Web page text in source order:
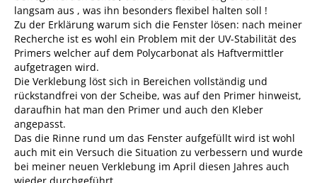
langsam aus , was ihn besonders flexibel halten soll !
Zu der Erklärung warum sich die Fenster lösen: nach meiner
Recherche ist es wohl ein Problem mit der UV-Stabilität des
Primers welcher auf dem Polycarbonat als Haftvermittler
aufgetragen wird.
Die Verklebung löst sich in Bereichen vollständig und
rückstandfrei von der Scheibe, was auf den Primer hinweist,
daraufhin hat man den Primer und auch den Kleber
angepasst.
Das die Rinne rund um das Fenster aufgefüllt wird ist wohl
auch mit ein Versuch die Situation zu verbessern und wurde
bei meiner neuen Verklebung im April diesen Jahres auch